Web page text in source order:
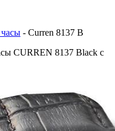
- Curren 8137 B
CURREN 8137 Black с